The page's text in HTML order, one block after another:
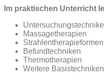
Im praktischen Unterricht
Massagetherapien
Strahlentherapieformen
Befundtechniken
Thermotherapien
Weitere